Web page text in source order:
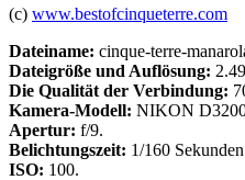
(c) www.bestofcinqueterre.com
Dateiname: cinque-terre-
Dateigröße und Auflösung:
Die Qualität der Verbindung:
Kamera-Modell: NIKON
Apertur: f/9.
Belichtungszeit: 1/160
ISO: 100.